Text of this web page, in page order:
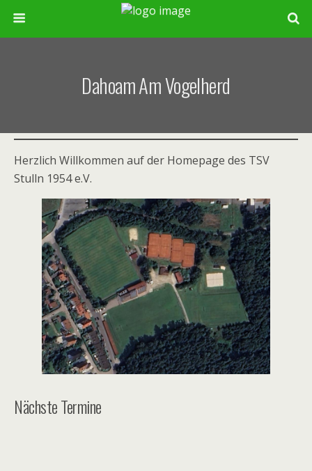
Dahoam Am Vogelherd
Herzlich Willkommen auf der Homepage des TSV
Stulln 1954 e.V.
Nächste Termine